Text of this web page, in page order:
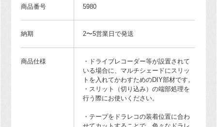
商品番号 5980
納期 2〜5営業日で発送
商品仕様
・ドライブレコーダー等が設置されて
いる場合に、マルチシェードにスリッ
トを入れてかわすためのDIY部材です。
・スリット（切り込み）の端部処理を
行う際にお使いください。
・テープをドラレコの装着位置に合わ